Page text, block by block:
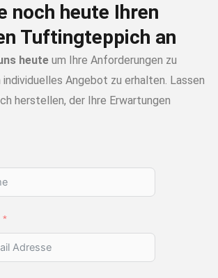
noch heute Ihren
Tuftingteppich an
heute um Ihre Anforderungen zu
individuelles Angebot zu erhalten. Lassen
herstellen, der Ihre Erwartungen